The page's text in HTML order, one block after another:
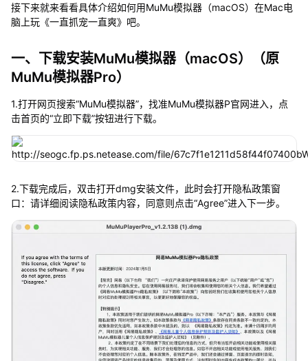
接下来就来看看具体介绍如何用MuMu模拟器（macOS）在Mac电
脑上玩《一直抓宠一直爽》吧。
一、下载安装MuMu模拟器（macOS）（原
MuMu模拟器Pro）
1.打开网页搜索“MuMu模拟器”，找准MuMu模拟器P官网进入，点
击首页的“立即下载”按钮进行下载。
2.下载完成后，双击打开dmg安装文件，此时会打开隐私政策窗
口：请详细阅读隐私政策内容，同意则点击“Agree”进入下一步。